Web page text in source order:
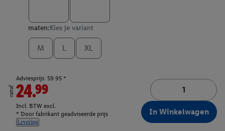
maten:Kies je variant
M L XL
vanaf
Adviesprijs: 59.95 *
24.99
Incl. BTW excl.
* Door fabrikant geadviseerde prijs
Levering
In Winkelwagen